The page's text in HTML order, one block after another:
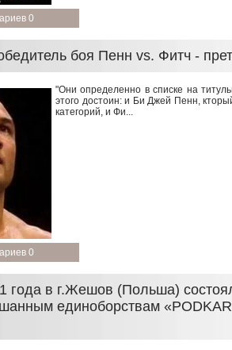
0
боя Пенн vs. Фитч -
"Они определенно в списке на
этого достоин: и Би Джей Пенн,
категорий, и Фи...
0
года в г.Жешов (Польша)
единоборствам